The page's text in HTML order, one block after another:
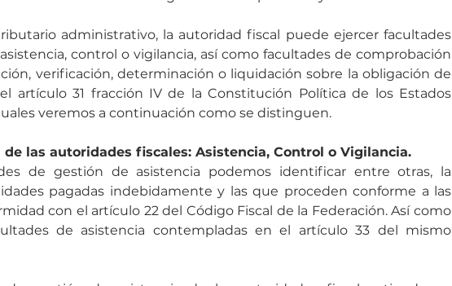
administrativo, la autoridad fiscal puede ejercer facultades
control o vigilancia, así como facultades de comprobación
verificación, determinación o liquidación sobre la obligación de
artículo 31 fracción IV de la Constitución Política de los Estados
veremos a continuación como se distinguen.
las autoridades fiscales: Asistencia, Control o Vigilancia.
de gestión de asistencia podemos identificar entre otras, la
pagadas indebidamente y las que proceden conforme a las
con el artículo 22 del Código Fiscal de la Federación. Así como
de asistencia contempladas en el artículo 33 del mismo